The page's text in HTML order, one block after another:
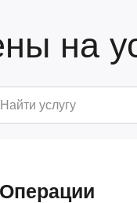
на
Операции